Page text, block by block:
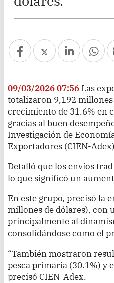
09/03/2026 07:56 Las
totalizaron 9,192
crecimiento de 31.6% en
gracias al buen
Investigación de
Exportadores (CIEN-
Detalló que los envíos
lo que significó un
En este grupo, precisó la
millones de dólares), con
principalmente al
consolidándose como el
“También mostraron
pesca primaria (30.1%) y
precisó CIEN-Adex.